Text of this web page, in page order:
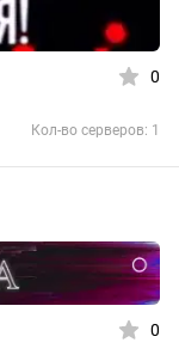
0
Кол-во серверов: 1
0